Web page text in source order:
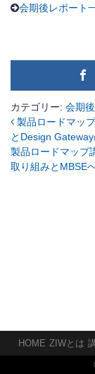
会期後レポート
カテゴリー: 会期
投稿ナビ
製品ロードマッ
とDesign
製品ロードマップ
取り組みとMBSE
HOME ZIWとは